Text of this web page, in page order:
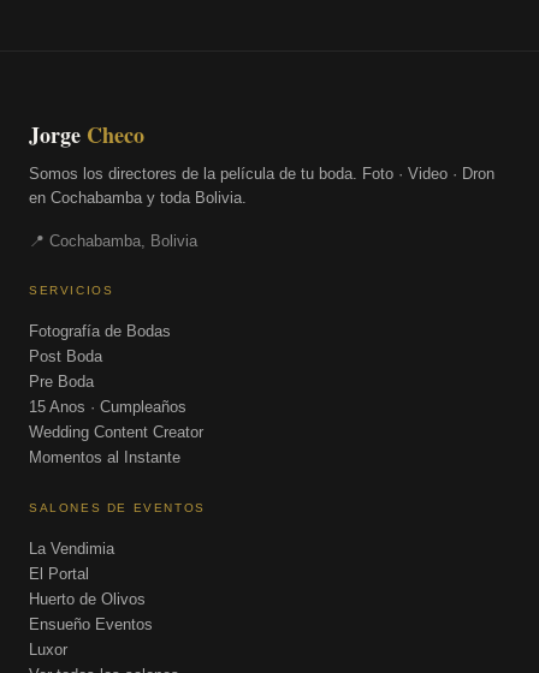
Jorge Checo
Somos los directores de la película de tu boda. Foto · Video · Dron
en Cochabamba y toda Bolivia.
📍 Cochabamba, Bolivia
SERVICIOS
Fotografía de Bodas
Post Boda
Pre Boda
15 Anos · Cumpleaños
Wedding Content Creator
Momentos al Instante
SALONES DE EVENTOS
La Vendimia
El Portal
Huerto de Olivos
Ensueño Eventos
Luxor